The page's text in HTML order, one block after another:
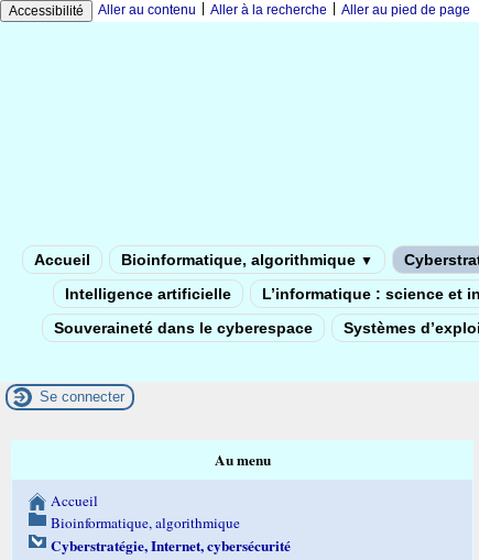
Accessibilité Aller au contenu Aller à la recherche Aller au pied de page
Accueil Bioinformatique, algorithmique ▼
Intelligence artificielle
L’informatique : science et
Souveraineté dans le cyberespace
Systèmes
Se connecter
Au menu
Accueil
Bioinformatique, algorithmique
Cyberstratégie, Internet, cybersécurité